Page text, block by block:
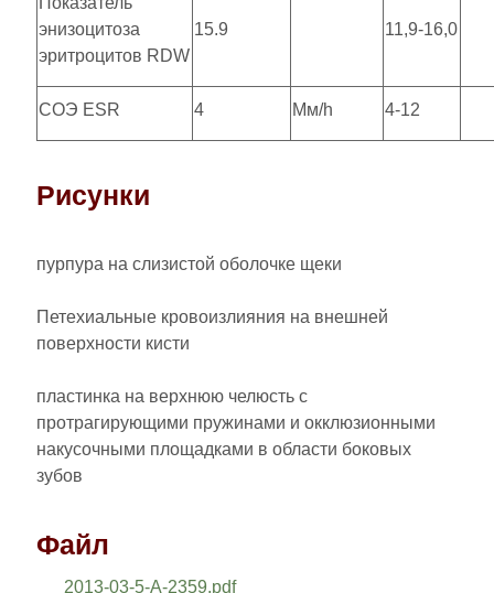
энизоцитоза
эритроцитов RDW
15.9 11,9-16,0
СОЭ ESR 4 Мм/h 4-12
Рисунки
пурпура на слизистой оболочке щеки
Петехиальные кровоизлияния на внешней
поверхности кисти
пластинка на верхнюю челюсть с
протрагирующими пружинами и окклюзионными
накусочными площадками в области боковых
зубов
Файл
2013-03-5-A-2359.pdf